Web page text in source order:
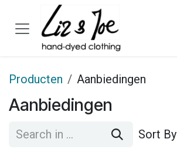
Overslaan naar inhoud
Producten Aanbiedingen
Aanbiedingen
Sort By